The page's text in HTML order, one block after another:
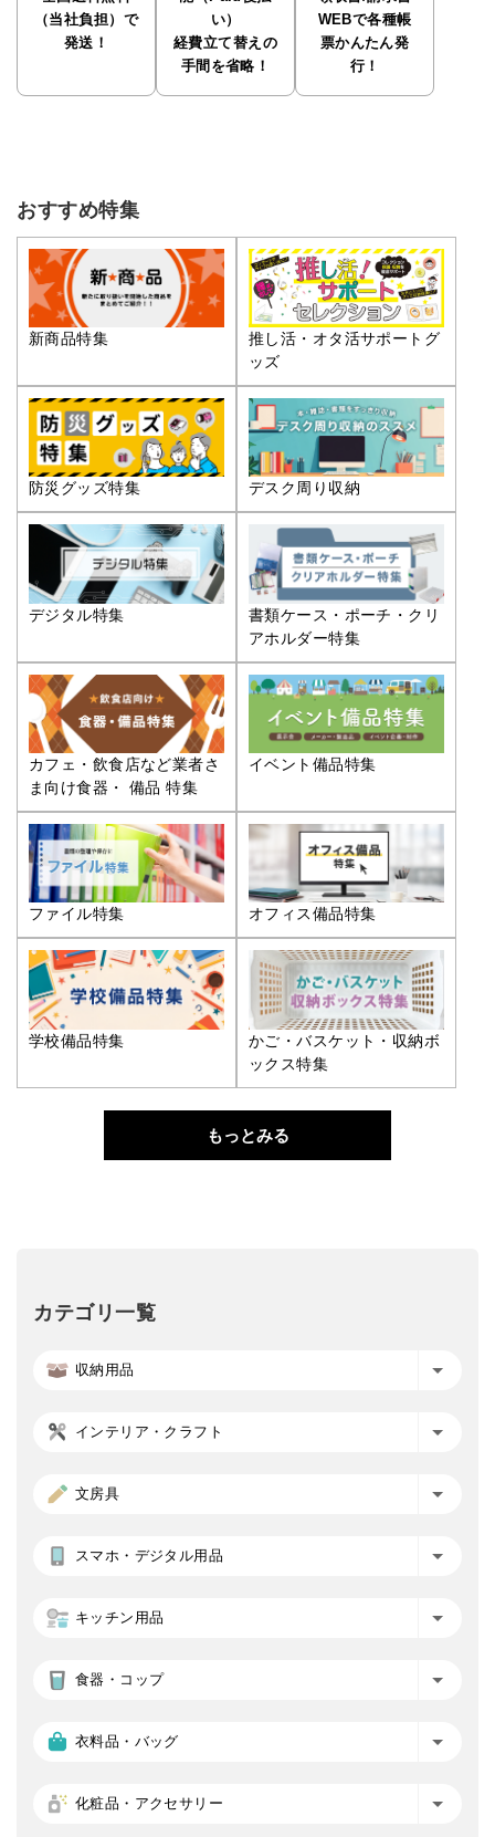
（当社負担）で
発送！
い）
経費立て替えの
手間を省略！
WEBで各種帳
票かんたん発
行！
おすすめ特集
新商品特集
推し活・オタ活サポートグ
ッズ
防災グッズ特集 デスク周り収納
デジタル特集
書類ケース・ポーチ・クリ
アホルダー特集
カフェ・飲食店など業者さ
ま向け食器・ 備品 特集
イベント備品特集
ファイル特集 オフィス備品特集
学校備品特集
かご・バスケット・収納ボ
ックス特集
もっとみる
カテゴリ一覧
収納用品
インテリア・クラフト
文房具
スマホ・デジタル用品
キッチン用品
食器・コップ
衣料品・バッグ
化粧品・アクセサリー